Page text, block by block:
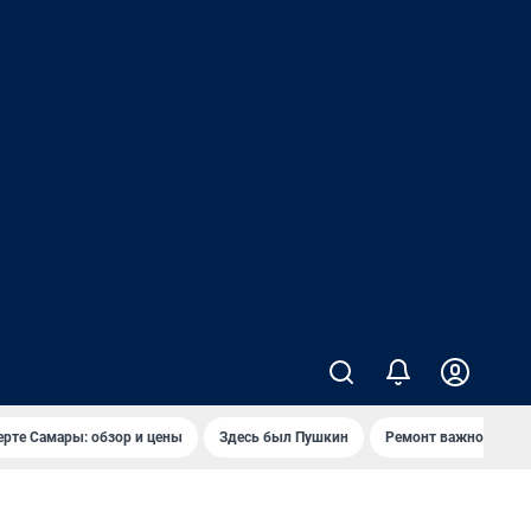
Самары: обзор и цены Здесь был Пушкин Ремонт важного